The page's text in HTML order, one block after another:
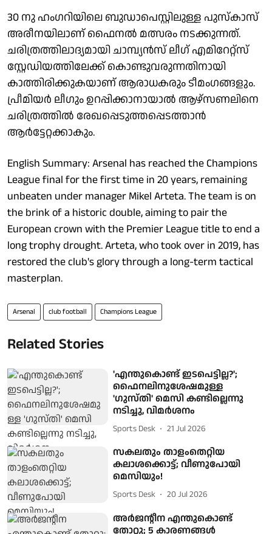
30 നു ഹംഗറിയിലെ ബുഡാപെസ്റ്റിലുള്ള പുസ്കാസ്
അരീനയിലാണ് ഫൈനൽ മത്സരം നടക്കുന്നത്.
ചരിത്രത്തിലാദ്യമായി ചാമ്പ്യൻസ് ലീ​ഗ് എമിറേറ്റ്സ്
സ്റ്റേഡിയത്തിലേക്ക് കൊണ്ടുവരുന്നതിനായി
കാത്തിരിക്കുകയാണ് ആരാധകരും ടീമം​ഗങ്ങളും.
പ്രീമിയർ ലീ​ഗും ഉറപ്പിക്കാനായാൽ ആഴ്സണലിനെ
ചരിത്രത്തിൽ രേഖപ്പെടുത്തപ്പെടത്താൻ
ആർട്ടേറ്റക്കാകും.
English Summary: Arsenal has reached the Champions
League final for the first time in 20 years, remaining
unbeaten under manager Mikel Arteta. The team is on
the brink of a historic double, aiming to pair the
European crown with the Premier League title to end a
long trophy drought. Arteta, who took over in 2019, has
restored the club's glory through a long-term tactical
masterplan.
Arsenal club football Champions League
Related Stories
'എന്തുകൊണ്ട് ഇടപെട്ടില്ല?';
ഫൈനലിനുശേഷമുള്ള
'ഗുസ്തി' മെസി കണ്ടില്ലെന്നു
നടിച്ചു, വിമർശനം
Sports Desk 21 Jul 2026
സകലതും താളംതെറ്റിയ
കലാശക്കൊട്ട്; വീണുപോയി
മെസിയും!
Sports Desk 20 Jul 2026
അര്‍ജന്റീന എന്തുകൊണ്ട്
തോറ്റു; 5 കാരണങ്ങള്‍